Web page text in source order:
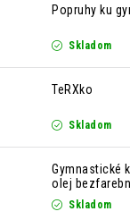
Popruhy ku
Skladom
TeRXko
Skladom
Gymnastické
olej
Skladom